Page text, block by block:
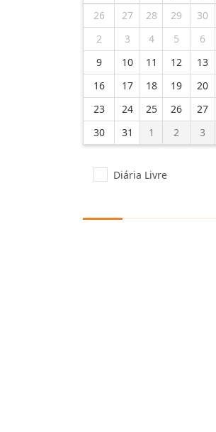
26
27 28 29 30
2
3 4 5 6
9
10 11 12 13
16
17 18 19 20
23
24 25 26 27
30
31 1 2 3
Diária Livre